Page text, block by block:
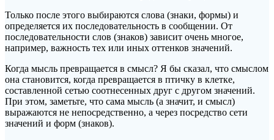
Только после этого выбираются слова (знаки, формы) и
определяется их последовательность в сообщении. От
последовательности слов (знаков) зависит очень многое,
например, важность тех или иных оттенков значений.
Когда мысль превращается в смысл? Я бы сказал, что смыслом
она становится, когда превращается в птичку в клетке,
составленной сетью соотнесенных друг с другом значений.
При этом, заметьте, что сама мысль (а значит, и смысл)
выражаются не непосредственно, а через посредство сети
значений и форм (знаков).